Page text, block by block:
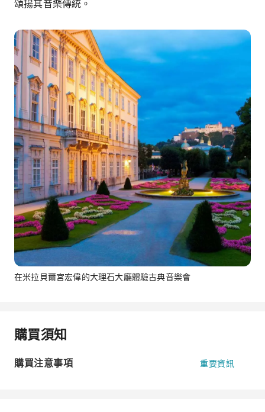
頌揚其音樂傳統。
在米拉貝爾宮宏偉的大理石大廳體驗古典音樂會
購買須知
購買注意事項 重要資訊